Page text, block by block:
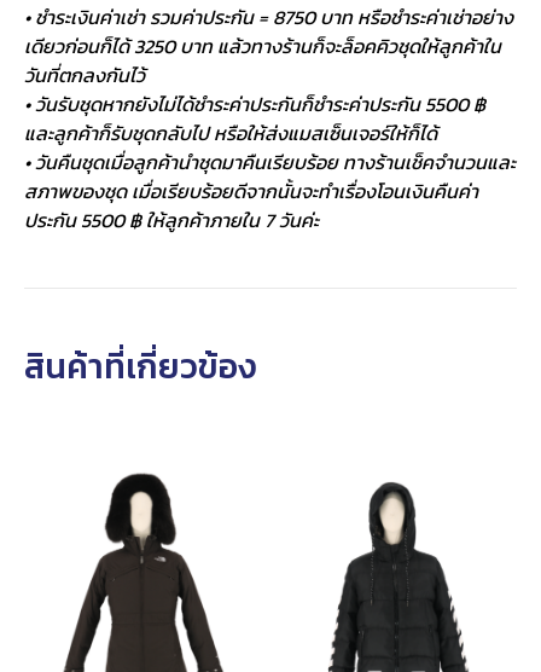
• ชำระเงินค่าเช่า รวมค่าประกัน = 8750 บาท หรือชำระค่าเช่าอย่าง
เดียวก่อนก็ได้ 3250 บาท แล้วทางร้านก็จะล็อคคิวชุดให้ลูกค้าใน
วันที่ตกลงกันไว้
• วันรับชุดหากยังไม่ได้ชำระค่าประกันก็ชำระค่าประกัน 5500 ฿
และลูกค้าก็รับชุดกลับไป หรือให้ส่งแมสเซ็นเจอร์ให้ก็ได้
• วันคืนชุดเมื่อลูกค้านำชุดมาคืนเรียบร้อย ทางร้านเช็คจำนวนและ
สภาพของชุด เมื่อเรียบร้อยดีจากนั้นจะทำเรื่องโอนเงินคืนค่า
ประกัน 5500 ฿ ให้ลูกค้าภายใน 7 วันค่ะ
สินค้าที่เกี่ยวข้อง